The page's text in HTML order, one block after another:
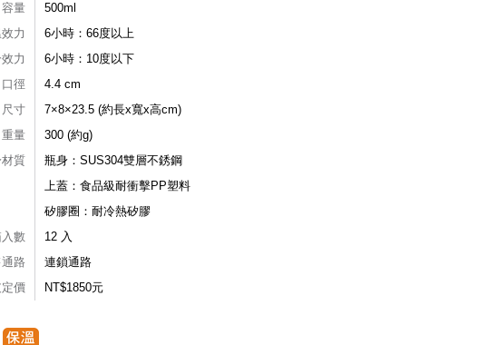
容量
500ml
力
6小時：66度以上
力
6小時：10度以下
口徑
4.4 cm
尺寸
7×8×23.5 (約長x寬x高cm)
重量
300 (約g)
質
瓶身：SUS304雙層不銹鋼
上蓋：食品級耐衝擊PP塑料
矽膠圈：耐冷熱矽膠
數
12 入
路
連鎖通路
價
NT$1850元